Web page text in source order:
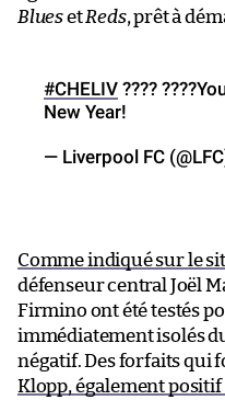
BluesetReds, prêt à
#CHELIV ????
New Year!
— Liverpool FC
Comme indiqué sur le
défenseur central Joël
Firmino ont été testés
immédiatement isolés
négatif. Des forfaits qui
Klopp, également positif